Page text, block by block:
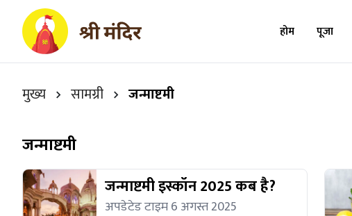
होम पूजा
मुख्य सामग्री जन्माष्टमी
जन्माष्टमी
जन्माष्टमी इस्कॉन 2025 कब है?
अपडेटेड टाइम 6 अगस्त 2025